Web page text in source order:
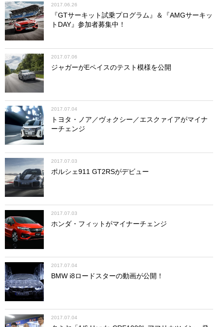
2017.06.26
『GTサーキット試乗プログラム』＆『AMGサーキッ
トDAY』参加者募集中！
2017.07.06
ジャガーがEペイスのテスト模様を公開
2017.07.04
トヨタ・ノア／ヴォクシー／エスクァイアがマイナ
ーチェンジ
2017.07.03
ポルシェ911 GT2RSがデビュー
2017.07.03
ホンダ・フィットがマイナーチェンジ
2017.07.04
BMW i8ロードスターの動画が公開！
2017.07.04